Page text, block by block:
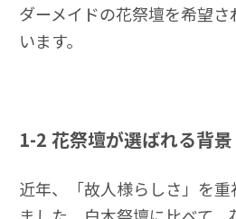
ダーメイドの花祭壇を希望さ
います。
1-2 花祭壇が選ばれる背景
近年、「故人様らしさ」を